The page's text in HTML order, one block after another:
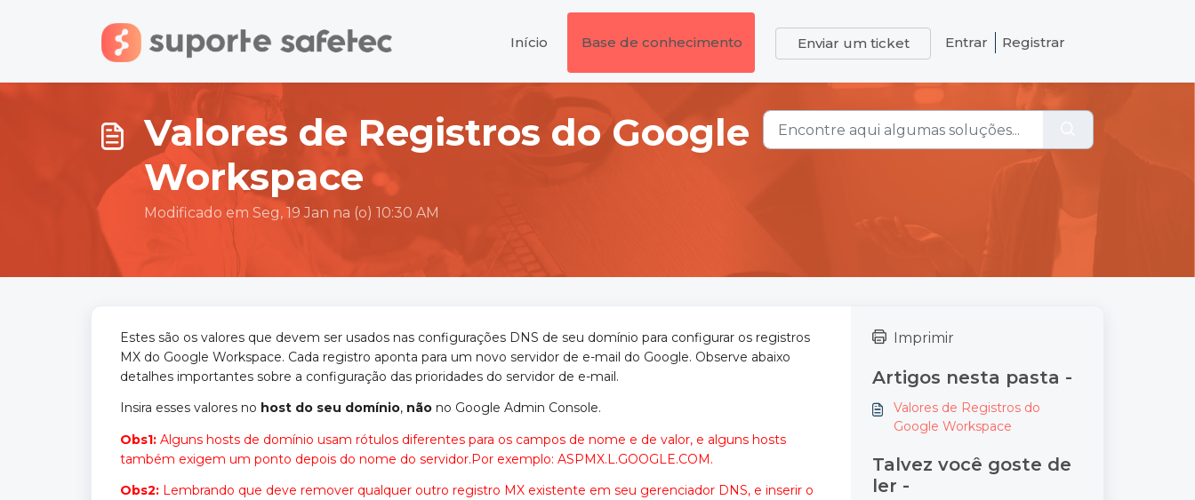
Início
Base de conhecimento Enviar um ticket Entrar Registrar
Valores de Registros do Google
Workspace
Modificado em Seg, 19 Jan na (o) 10:30 AM
Estes são os valores que devem ser usados nas configurações DNS de seu domínio para configurar os registros
MX do Google Workspace. Cada registro aponta para um novo servidor de e-mail do Google. Observe abaixo
detalhes importantes sobre a configuração das prioridades do servidor de e-mail.
Insira esses valores no host do seu domínio, não no Google Admin Console.
Obs1: Alguns hosts de domínio usam rótulos diferentes para os campos de nome e de valor, e alguns hosts
também exigem um ponto depois do nome do servidor.Por exemplo: ASPMX.L.GOOGLE.COM.
Obs2: Lembrando que deve remover qualquer outro registro MX existente em seu gerenciador DNS, e inserir o
Imprimir
Artigos nesta pasta -
Valores de Registros do
Google Workspace
Talvez você goste de
ler -